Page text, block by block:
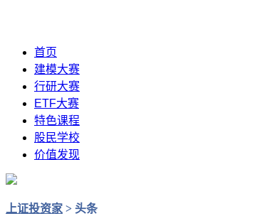
首页
建模大赛
行研大赛
ETF大赛
特色课程
股民学校
价值发现
上证投资家 > 头条